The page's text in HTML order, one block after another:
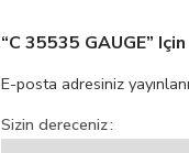
“C 35535 GAUGE”
E-posta adresiniz
Sizin dereceniz